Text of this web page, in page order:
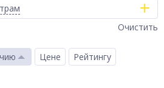
Очистить
Цене
Рейтингу